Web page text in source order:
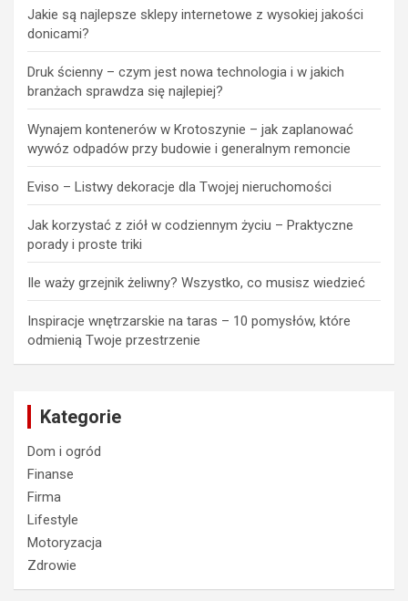
Jakie są najlepsze sklepy internetowe z wysokiej jakości
donicami?
Druk ścienny – czym jest nowa technologia i w jakich
branżach sprawdza się najlepiej?
Wynajem kontenerów w Krotoszynie – jak zaplanować
wywóz odpadów przy budowie i generalnym remoncie
Eviso – Listwy dekoracje dla Twojej nieruchomości
Jak korzystać z ziół w codziennym życiu – Praktyczne
porady i proste triki
Ile waży grzejnik żeliwny? Wszystko, co musisz wiedzieć
Inspiracje wnętrzarskie na taras – 10 pomysłów, które
odmienią Twoje przestrzenie
Kategorie
Dom i ogród
Finanse
Firma
Lifestyle
Motoryzacja
Zdrowie